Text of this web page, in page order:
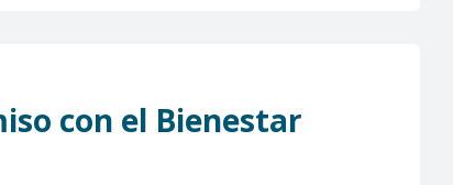
con el Bienestar